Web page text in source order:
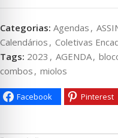
Categorias: Agendas ,
Calendários , Coletivas
Tags: 2023 , AGENDA,
combos , miolos
Facebook Pinterest